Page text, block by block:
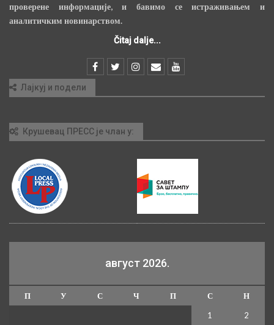
проверене информације, и бавимо се истраживањем и
аналитичким новинарством.
Čitaj dalje...
Лајкуј и подели
Крушевац ПРЕСС је члан у:
август 2026.
П У С Ч П С
Н
1
2